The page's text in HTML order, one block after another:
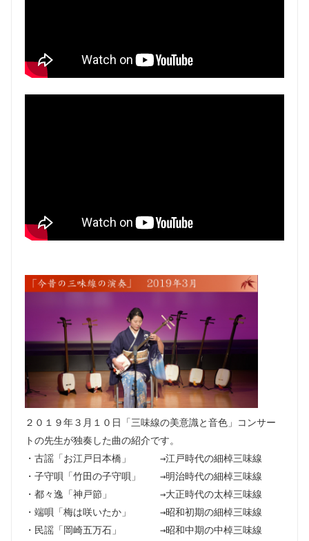
２０１９年３月１０日「三味線の美意識と音色」コンサー
トの先生が独奏した曲の紹介です。
・古謡「お江戸日本橋」 →江戸時代の細棹三味線
・子守唄「竹田の子守唄」 →明治時代の細棹三味線
・都々逸「神戸節」 →大正時代の太棹三味線
・端唄「梅は咲いたか」 →昭和初期の細棹三味線
・民謡「岡崎五万石」 →昭和中期の中棹三味線